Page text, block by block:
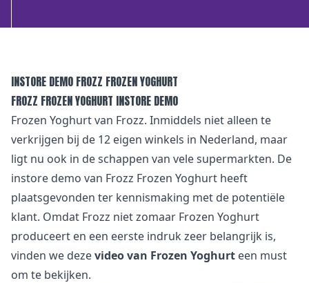
INSTORE DEMO FROZZ FROZEN YOGHURT
FROZZ FROZEN YOGHURT INSTORE DEMO
Frozen Yoghurt van Frozz. Inmiddels niet alleen te
verkrijgen bij de 12 eigen winkels in Nederland, maar
ligt nu ook in de schappen van vele supermarkten. De
instore demo van Frozz Frozen Yoghurt heeft
plaatsgevonden ter kennismaking met de potentiële
klant. Omdat Frozz niet zomaar Frozen Yoghurt
produceert en een eerste indruk zeer belangrijk is,
vinden we dezevideo van Frozen Yoghurt een must
om te bekijken.